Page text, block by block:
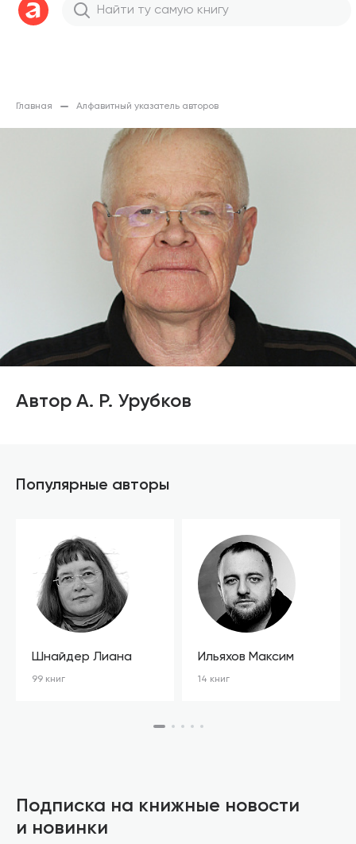
Главная Алфавитный указатель авторов
Автор А. Р. Урубков
Популярные авторы
Шнайдер Лиана
99 книг
Ильяхов Максим
14 книг
Подписка на книжные новости
и новинки